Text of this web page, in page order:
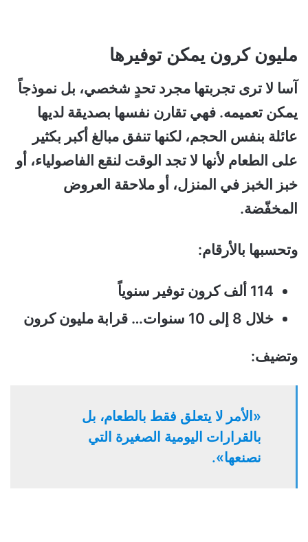
مليون كرون يمكن توفيرها
آسا لا ترى تجربتها مجرد تحدٍ شخصي، بل نموذجاً
يمكن تعميمه. فهي تقارن نفسها بصديقة لديها
عائلة بنفس الحجم، لكنها تنفق مبالغ أكبر بكثير
على الطعام لأنها لا تجد الوقت لنقع الفاصولياء، أو
خبز الخبز في المنزل، أو ملاحقة العروض
المخفّضة.
وتحسبها بالأرقام:
114 ألف كرون توفير سنوياً
خلال 8 إلى 10 سنوات… قرابة مليون كرون
وتضيف:
«الأمر لا يتعلق فقط بالطعام، بل
بالقرارات اليومية الصغيرة التي
نصنعها».